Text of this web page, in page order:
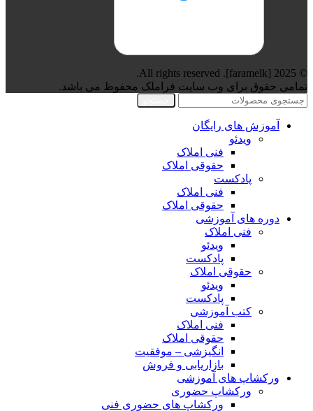
© 2025 [faramelk]. All rights reserved.
تمامی حقوق برای وب سایت فراملک محفوظ می باشد.
آموزش های رایگان
ویدئو
فنی املاک
حقوقی املاک
پادکست
فنی املاک
حقوقی املاک
دوره های آموزشی
فنی املاک
ویدئو
پادکست
حقوقی املاک
ویدئو
پادکست
کتب آموزشی
فنی املاک
حقوقی املاک
انگیزشی – موفقیت
بازاریابی و فروش
ورکشاپ های آموزشی
ورکشاپ حضوری
ورکشاپ های حضوری فنی